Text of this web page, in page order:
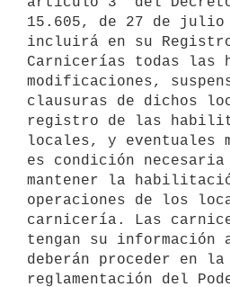
15.605, de 27 de julio
incluirá en su
Carnicerías todas las
modificaciones,
clausuras de dichos
registro de las
locales, y eventuales
es condición
mantener la
operaciones de los
carnicería. Las
tengan su información
deberán proceder en
reglamentación del